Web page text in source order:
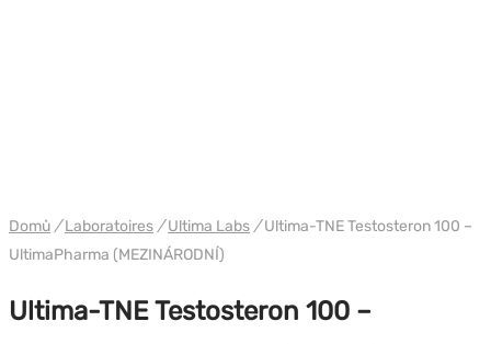
Domů / Laboratoires / Ultima Labs /Ultima-TNE Testosteron 100 –
UltimaPharma (MEZINÁRODNÍ)
Ultima-TNE Testosteron 100 –